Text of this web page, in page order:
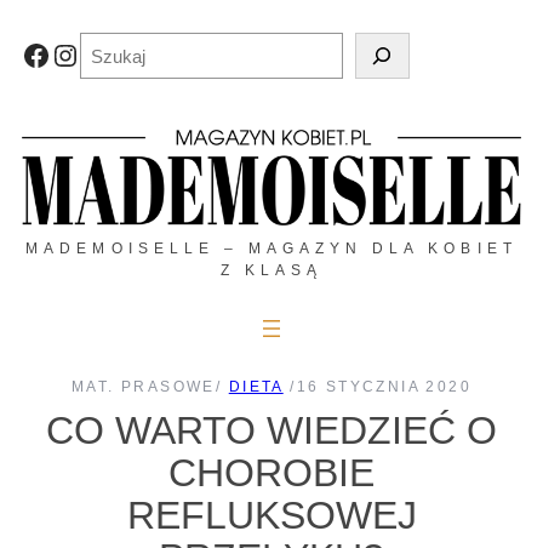
treściFacebook
Instagram
MADEMOISELLE – MAGAZYN DLA KOBIET
Z KLASĄ
MAT. PRASOWE / DIETA / 16 STYCZNIA 2020
CO WARTO WIEDZIEĆ O
CHOROBIE
REFLUKSOWEJ